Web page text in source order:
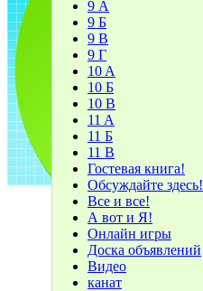
9 А
9 Б
9 В
9 Г
10 A
10 Б
10 В
11 A
11 Б
11 В
Гостевая книга!
Обсуждайте здесь!
Все и все!
А вот и Я!
Онлайн игры
Доска объявлений
Видео
канат